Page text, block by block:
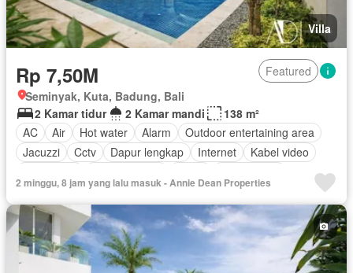
Villa
Rp 7,50M
Featured
Seminyak, Kuta, Badung, Bali
2 Kamar tidur
2 Kamar mandi
138 m²
AC
Air Hot water Alarm
Outdoor entertaining area
Jacuzzi
Cctv Dapur lengkap Internet
Kabel video
Secure parking
Rumah jaga Tangki air
Televisi
Garasi
Teras Wifi Berperabot lengkap
2 minggu, 8 jam yang lalu masuk - Annie Dean Properties